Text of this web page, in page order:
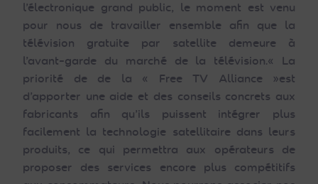
l’électronique grand public, le moment est venu
pour nous de travailler ensemble afin que la
télévision gratuite par satellite demeure à
l’avant-garde du marché de la télévision.« La
priorité de de la « Free TV Alliance »est
d’apporter une aide et des conseils concrets aux
fabricants afin qu’ils puissent intégrer plus
facilement la technologie satellitaire dans leurs
produits, ce qui permettra aux opérateurs de
proposer des services encore plus compétitifs